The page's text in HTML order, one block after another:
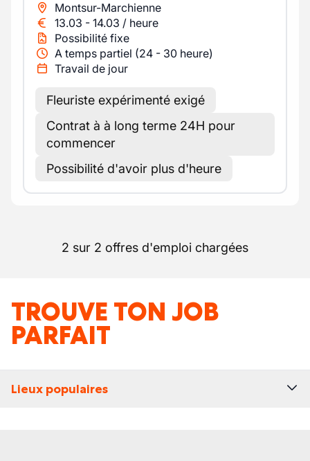
Montsur-Marchienne
13.03 - 14.03 / heure
Possibilité fixe
A temps partiel (24 - 30 heure)
Travail de jour
Fleuriste expérimenté exigé
Contrat à à long terme 24H pour
commencer
Possibilité d'avoir plus d'heure
2 sur 2 offres d'emploi chargées
TROUVE TON JOB
PARFAIT
Lieux populaires